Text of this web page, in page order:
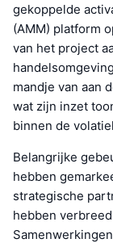
gekoppelde
(AMM) platform
van het project
mandje van aan
wat zijn inzet
binnen de
Belangrijke
hebben
strategische
hebben